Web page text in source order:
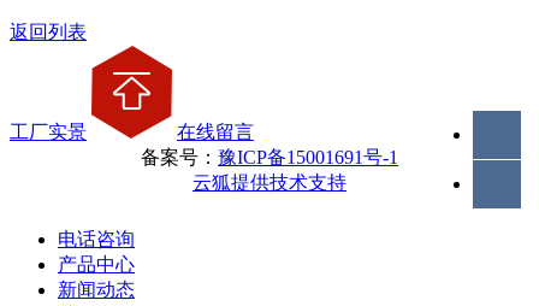
返回列表
工厂实景
在线留言
备案号： 豫ICP备15001691号-1
云狐提供技术支持
电话咨询
产品中心
新闻动态